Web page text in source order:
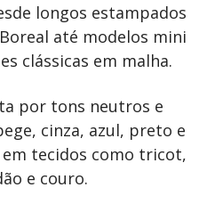
longos estampados
até modelos mini
clássicas em malha.
por tons neutros e
cinza, azul, preto e
tecidos como tricot,
e couro.